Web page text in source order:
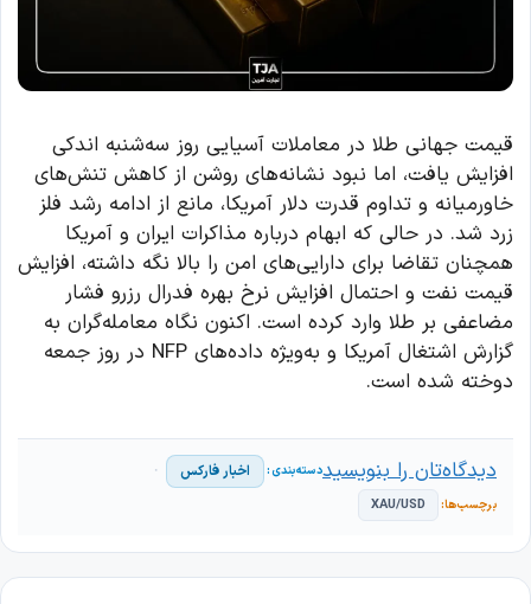
قیمت جهانی طلا در معاملات آسیایی روز سه‌شنبه اندکی
افزایش یافت، اما نبود نشانه‌های روشن از کاهش تنش‌های
خاورمیانه و تداوم قدرت دلار آمریکا، مانع از ادامه رشد فلز
زرد شد. در حالی که ابهام درباره مذاکرات ایران و آمریکا
همچنان تقاضا برای دارایی‌های امن را بالا نگه داشته، افزایش
قیمت نفت و احتمال افزایش نرخ بهره فدرال رزرو فشار
مضاعفی بر طلا وارد کرده است. اکنون نگاه معامله‌گران به
گزارش اشتغال آمریکا و به‌ویژه داده‌های NFP در روز جمعه
دوخته شده است.
اخبار فارکس
XAU/USD
دیدگاه‌تان را بنویسید